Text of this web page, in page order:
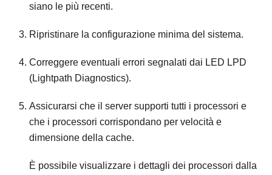
siano le più recenti.
Ripristinare la configurazione minima del sistema.
Correggere eventuali errori segnalati dai LED LPD
(Lightpath Diagnostics).
Assicurarsi che il server supporti tutti i processori e
che i processori corrispondano per velocità e
dimensione della cache.
È possibile visualizzare i dettagli dei processori dalla